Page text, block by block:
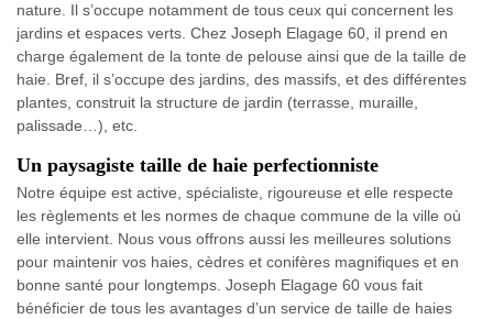
nature. Il s’occupe notamment de tous ceux qui concernent les
jardins et espaces verts. Chez Joseph Elagage 60, il prend en
charge également de la tonte de pelouse ainsi que de la taille de
haie. Bref, il s’occupe des jardins, des massifs, et des différentes
plantes, construit la structure de jardin (terrasse, muraille,
palissade…), etc.
Un paysagiste taille de haie perfectionniste
Notre équipe est active, spécialiste, rigoureuse et elle respecte
les règlements et les normes de chaque commune de la ville où
elle intervient. Nous vous offrons aussi les meilleures solutions
pour maintenir vos haies, cèdres et conifères magnifiques et en
bonne santé pour longtemps. Joseph Elagage 60 vous fait
bénéficier de tous les avantages d’un service de taille de haies